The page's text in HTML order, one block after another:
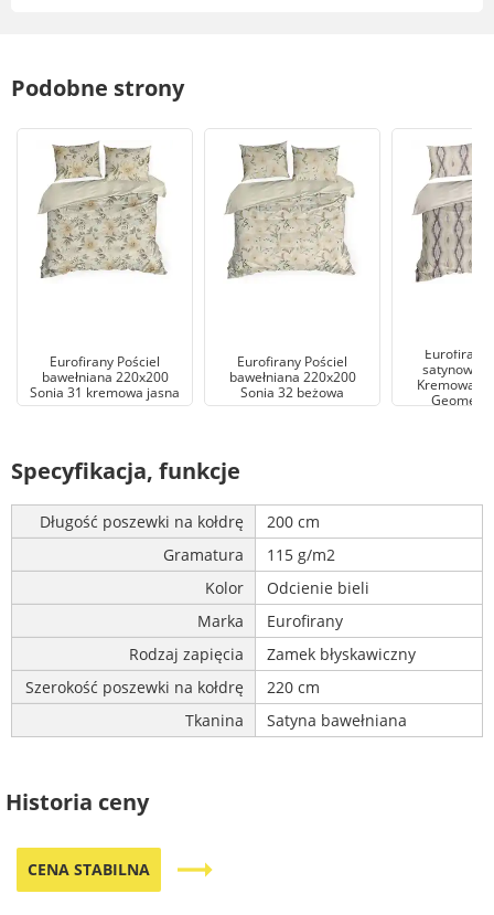
Podobne strony
Eurofirany Pościel
bawełniana 220x200
Sonia 31 kremowa jasna
Eurofirany Pościel
bawełniana 220x200
Sonia 32 beżowa
Eurofirany
satynowa
Kremowa
Specyfikacja, funkcje
Długość poszewki na kołdrę
200 cm
Gramatura
115 g/m2
Kolor
Odcienie bieli
Marka
Eurofirany
Rodzaj zapięcia
Zamek błyskawiczny
Szerokość poszewki na kołdrę
220 cm
Tkanina
Satyna bawełniana
Historia ceny
CENA STABILNA trending_flat